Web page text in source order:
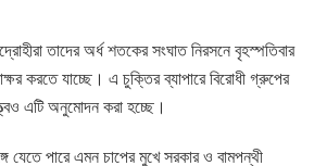
তাদের অর্ধ শতকের সংঘাত নিরসনে বৃহস্পতিবার
করতে যাচ্ছে। এ চুক্তির ব্যাপারে বিরোধী গ্রুপের
এটি অনুমোদন করা হচ্ছে।
যেতে পারে এমন চাপের মুখে সরকার ও বামপন্থী